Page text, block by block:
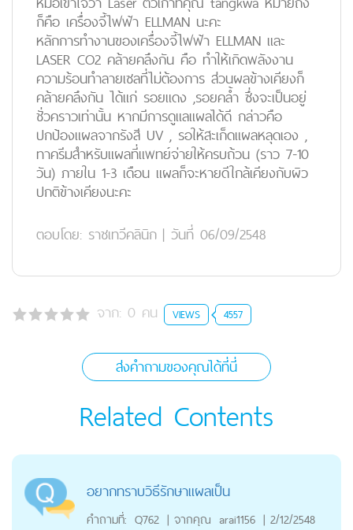
ก็คือ เครื่องจี้ไฟฟ้า ELLMAN นะคะ
หลักการทำงานของเครื่องจี้ไฟฟ้า ELLMAN และ
LASER CO2 คล้ายคลึงกัน คือ ทำให้เกิดพลังงาน
ความร้อนทำลายเซลที่ไม่ต้องการ ส่วนผลข้างเคียงก็
คล้ายคลึงกัน ได้แก่ รอยแดง ,รอยคล้ำ ซึ่งจะเป็นอยู่
ชั่วคราวเท่านั้น หากมีการดูแลแผลได้ดี กล่าวคือ
ปกป้องแผลจากรังสี UV , รอให้สะเก็ดแผลหลุดเอง ,
ทาครีมสำหรับแผลที่แพทย์จ่ายให้ครบถ้วน (ราว 7-10
วัน) ภายใน 1-3 เดือน แผลก็จะหายดีใกล้เคียงกับผิว
ปกติข้างเคียงนะคะ
ตอบโดย: ราชเทวีคลินิก | วันที่ 06/09/2548
จาก: 0 คน VIEWS 4557
ส่งคำถามของคุณได้ที่นี่
Related Contents
อยากทราบวิธีรักษาแผลเป็น
คำถามที่: Q762 | จากคุณ arai1156 | 2/12/2548